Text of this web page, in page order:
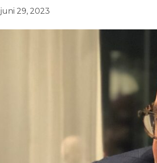
juni 29, 2023